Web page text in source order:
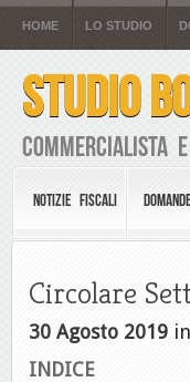
HOME LO STUDIO
STUDIO
Commercialista
NOTIZIE FISCALI
Circolare
30 Agosto 2019 in
INDICE